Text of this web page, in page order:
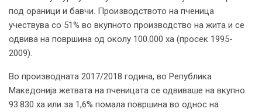
под ораници и бавчи. Производството на пченица
учествува со 51% во вкупното производство на жита и се
одвива на површина од околу 100.000 ха (просек 1995-
2009).
Во производната 2017/2018 година, во Република
Македонија жетвата на пченицата се одвиваше на вкупно
93.830 ха или за 1,6% помала површина во однос на